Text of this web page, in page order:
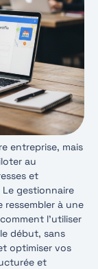
entreprise, mais
au
et
Le gestionnaire
ressembler à une
l’utiliser
début, sans
optimiser vos
et